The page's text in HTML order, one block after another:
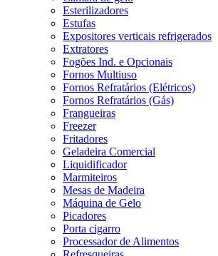
Esterilizadores
Estufas
Expositores verticais refrigerados
Extratores
Fogões Ind. e Opcionais
Fornos Multiuso
Fornos Refratários (Elétricos)
Fornos Refratários (Gás)
Frangueiras
Freezer
Fritadores
Geladeira Comercial
Liquidificador
Marmiteiros
Mesas de Madeira
Máquina de Gelo
Picadores
Porta cigarro
Processador de Alimentos